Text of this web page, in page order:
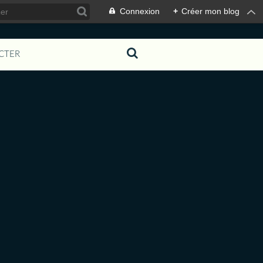
Connexion + Créer mon blog